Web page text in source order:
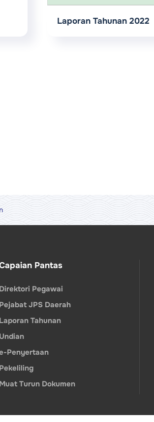
Laporan Tahunan 2022
Pantas
Direktori Pegawai
Pejabat JPS Daerah
Laporan Tahunan
Undian
Penyertaan
Pekeliling
Muat Turun Dokumen